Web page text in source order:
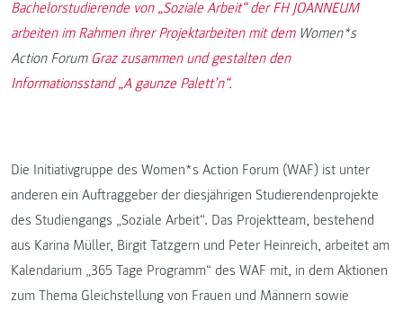
Bachelorstudierende von „Soziale Arbeit“ der FH JOANNEUM
arbeiten im Rahmen ihrer Projektarbeiten mit dem Women*s
Action ForumGraz zusammen und gestalten den
Informationsstand „A gaunze Palett’n“.
Die Initiativgruppe des Women*s Action Forum (WAF) ist unter
anderen ein Auftraggeber der diesjährigen Studierendenprojekte
des Studiengangs „Soziale Arbeit“. Das Projektteam, bestehend
aus Karina Müller, Birgit Tatzgern und Peter Heinreich, arbeitet am
Kalendarium „365 Tage Programm“ des WAF mit, in dem Aktionen
zum Thema Gleichstellung von Frauen und Männern sowie